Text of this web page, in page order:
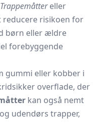
Trappemåttereller
risikoen for
børn eller ældre
forebyggende
gummi eller kobber i
overflade, der
kan også nemt
udendørs trapper,